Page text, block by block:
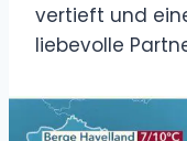
vertieft und
liebevolle